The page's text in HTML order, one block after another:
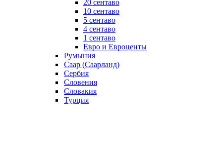
20 сентаво
10 сентаво
5 сентаво
4 сентаво
1 сентаво
Евро и Евроценты
Румыния
Саар (Саарланд)
Сербия
Словения
Словакия
Турция